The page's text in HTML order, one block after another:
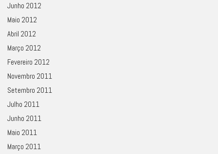
Junho 2012
Maio 2012
Abril 2012
Março 2012
Fevereiro 2012
Novembro 2011
Setembro 2011
Julho 2011
Junho 2011
Maio 2011
Março 2011